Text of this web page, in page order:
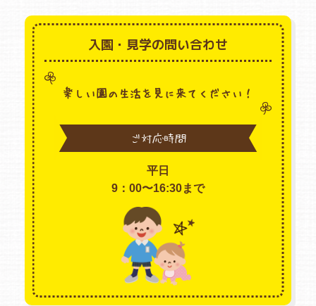
入園・見学の問い合わせ
楽しい園の生活を見に来てください！
ご対応時間
平日
9：00〜16:30まで